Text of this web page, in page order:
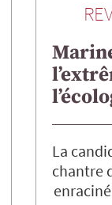
La
chantre